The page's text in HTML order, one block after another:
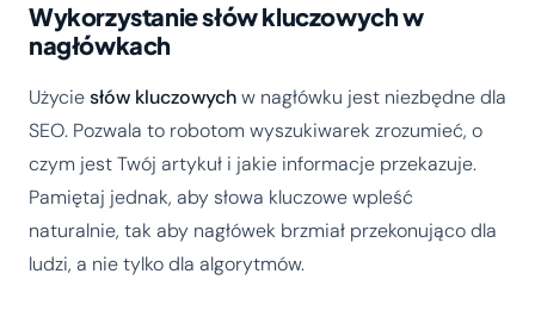
Wykorzystanie słów kluczowych w
nagłówkach
Użyciesłów kluczowychw nagłówku jest niezbędne dla
SEO. Pozwala to robotom wyszukiwarek zrozumieć, o
czym jest Twój artykuł i jakie informacje przekazuje.
Pamiętaj jednak, aby słowa kluczowe wpleść
naturalnie, tak aby nagłówek brzmiał przekonująco dla
ludzi, a nie tylko dla algorytmów.